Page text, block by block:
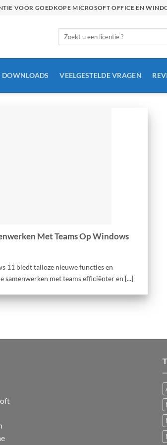
VOOR GOEDKOPE MICROSOFT OFFICE EN
Zoeken
DOWNLOADS VEELGESTELDE VRAGEN
Met Teams Op Windows
11 biedt talloze nieuwe functies en
samenwerken met teams efficiënter en [...]